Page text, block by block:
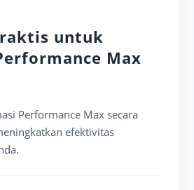
untuk
Max
Performance Max secara
efektivitas